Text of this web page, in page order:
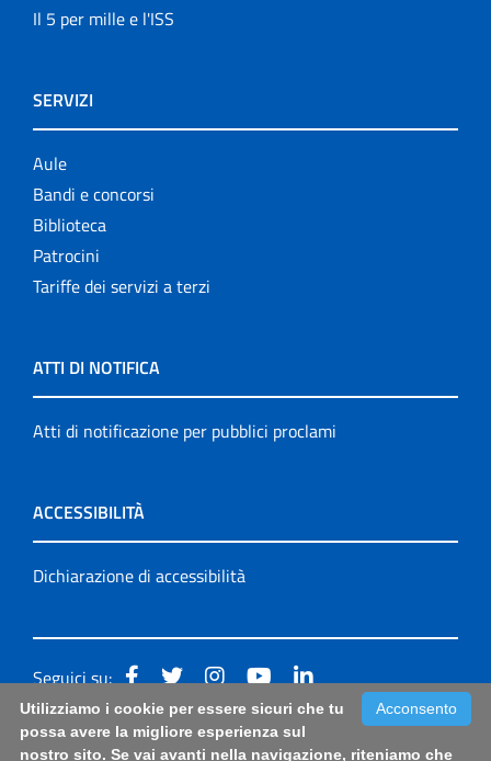
Il 5 per mille e l'ISS
SERVIZI
Aule
Bandi e concorsi
Biblioteca
Patrocini
Tariffe dei servizi a terzi
ATTI DI NOTIFICA
Atti di notificazione per pubblici proclami
ACCESSIBILITÀ
Dichiarazione di accessibilità
Seguici su:
Accessibilità: form di segnalazione di prima istanza per
Acconsento
Utilizziamo i cookie per essere sicuri che tu
possa avere la migliore esperienza sul
nostro sito. Se vai avanti nella navigazione, riteniamo che